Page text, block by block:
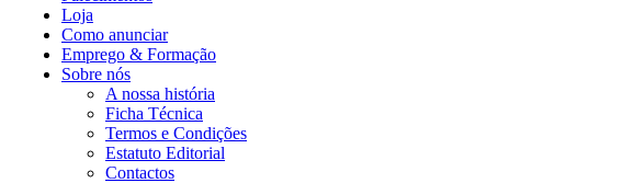
Loja
Como anunciar
Emprego & Formação
Sobre nós
A nossa história
Ficha Técnica
Termos e Condições
Estatuto Editorial
Contactos